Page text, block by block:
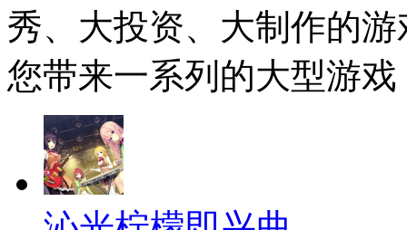
秀、大投资、大制作的
您带来一系列的大型游戏